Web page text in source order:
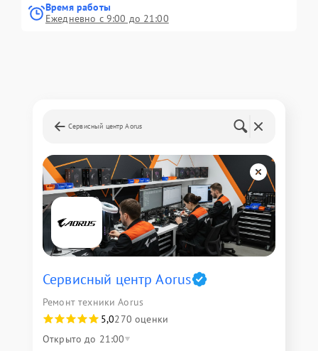
Время работы
Ежедневно с 9:00 до 21:00
Сервисный центр Aorus
Сервисный центр Aorus
Ремонт техники Aorus
5,0270 оценки
Открыто до 21:00